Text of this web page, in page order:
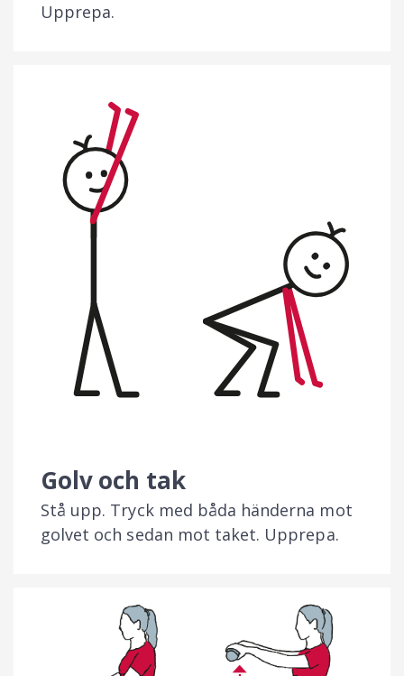
Upprepa.
Golv och tak
Stå upp. Tryck med båda händerna mot
golvet och sedan mot taket. Upprepa.